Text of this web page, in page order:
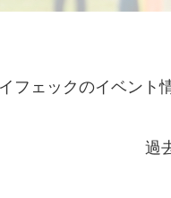
フェックのイベント
過